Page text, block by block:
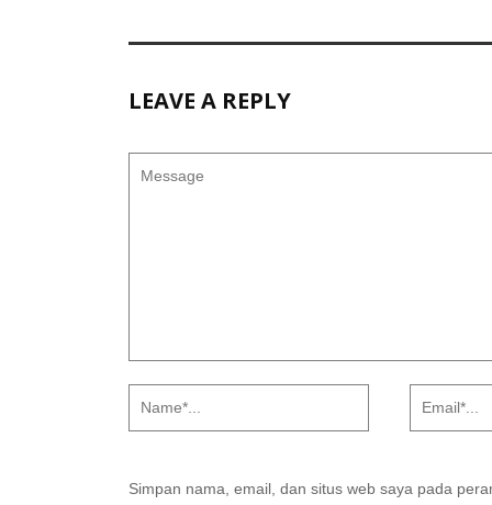
LEAVE A REPLY
Simpan nama, email, dan situs web saya pada